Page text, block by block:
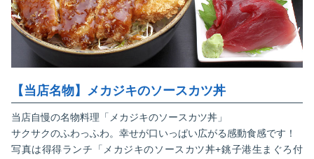
【当店名物】メカジキのソースカツ丼
当店自慢の名物料理「メカジキのソースカツ丼」
サクサクのふわっふわ。幸せが口いっぱい広がる感動食感です！
写真は得得ランチ「メカジキのソースカツ丼+銚子港生まぐろ付